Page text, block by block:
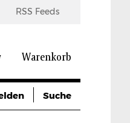
RSS Feeds
Warenkorb
Suche